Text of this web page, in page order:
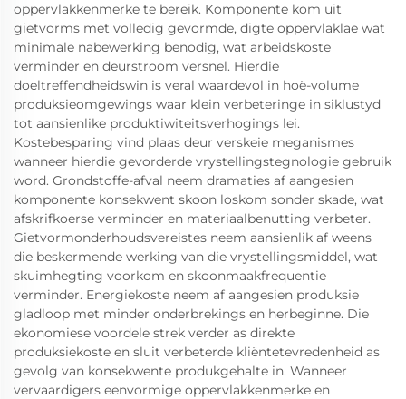
oppervlakkenmerke te bereik. Komponente kom uit
gietvorms met volledig gevormde, digte oppervlaklae wat
minimale nabewerking benodig, wat arbeidskoste
verminder en deurstroom versnel. Hierdie
doeltreffendheidswin is veral waardevol in hoë-volume
produksieomgewings waar klein verbeteringe in siklustyd
tot aansienlike produktiwiteitsverhogings lei.
Kostebesparing vind plaas deur verskeie meganismes
wanneer hierdie gevorderde vrystellingstegnologie gebruik
word. Grondstoffe-afval neem dramaties af aangesien
komponente konsekwent skoon loskom sonder skade, wat
afskrifkoerse verminder en materiaalbenutting verbeter.
Gietvormonderhoudsvereistes neem aansienlik af weens
die beskermende werking van die vrystellingsmiddel, wat
skuimhegting voorkom en skoonmaakfrequentie
verminder. Energiekoste neem af aangesien produksie
gladloop met minder onderbrekings en herbeginne. Die
ekonomiese voordele strek verder as direkte
produksiekoste en sluit verbeterde kliëntetevredenheid as
gevolg van konsekwente produkgehalte in. Wanneer
vervaardigers eenvormige oppervlakkenmerke en